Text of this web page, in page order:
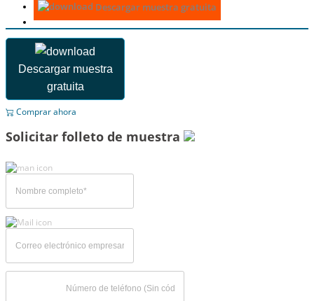
Descargar muestra gratuita
Descargar muestra
gratuita
Comprar ahora
Solicitar folleto de muestra